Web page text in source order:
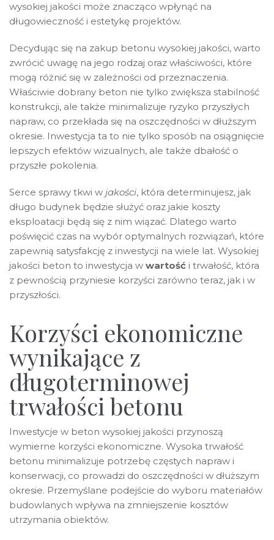
wysokiej jakości może znacząco wpłynąć na
długowieczność i estetykę projektów.
Decydując się na zakup betonu wysokiej jakości, warto
zwrócić uwagę na jego rodzaj oraz właściwości, które
mogą różnić się w zależności od przeznaczenia.
Właściwie dobrany beton nie tylko zwiększa stabilność
konstrukcji, ale także minimalizuje ryzyko przyszłych
napraw, co przekłada się na oszczędności w dłuższym
okresie. Inwestycja ta to nie tylko sposób na osiągnięcie
lepszych efektów wizualnych, ale także dbałość o
przyszłe pokolenia.
Serce sprawy tkwi w jakości, która determinujesz, jak
długo budynek będzie służyć oraz jakie koszty
eksploatacji będą się z nim wiązać. Dlatego warto
poświęcić czas na wybór optymalnych rozwiązań, które
zapewnią satysfakcję z inwestycji na wiele lat. Wysokiej
jakości beton to inwestycja w wartość i trwałość, która
z pewnością przyniesie korzyści zarówno teraz, jak i w
przyszłości.
Korzyści ekonomiczne
wynikające z
długoterminowej
trwałości betonu
Inwestycje w beton wysokiej jakości przynoszą
wymierne korzyści ekonomiczne. Wysoka trwałość
betonu minimalizuje potrzebę częstych napraw i
konserwacji, co prowadzi do oszczędności w dłuższym
okresie. Przemyślane podejście do wyboru materiałów
budowlanych wpływa na zmniejszenie kosztów
utrzymania obiektów.